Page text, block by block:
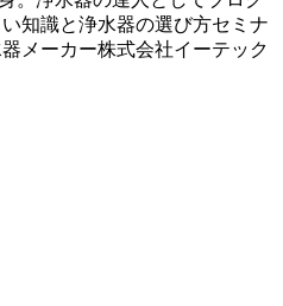
知識と浄水器の選び方セミナ
メーカー株式会社イーテック